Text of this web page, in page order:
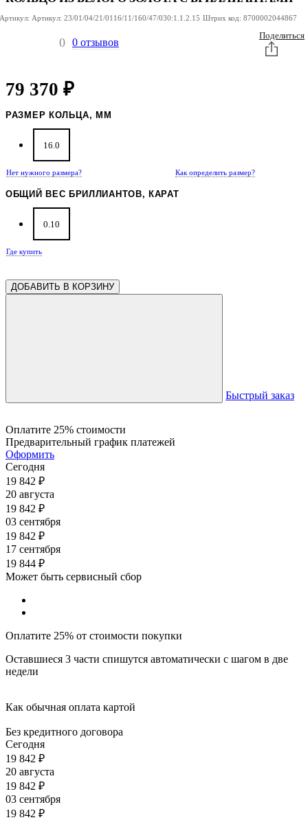
Артикул: Артикул: 23/01/04/21/0116/11/160/47/030:1.1.2.15 Штрих код: 8700002044867
0 0 отзывов
Поделиться
79 370 ₽
РАЗМЕР КОЛЬЦА, ММ
16.0
Нет нужного размера? Как определить размер?
ОБЩИЙ ВЕС БРИЛЛИАНТОВ, КАРАТ
0.10
Где купить
ДОБАВИТЬ В КОРЗИНУ
Быстрый заказ
Оплатите 25% стоимости
Предварительный график платежей
Оформить
Сегодня
19 842 ₽
20 августа
19 842 ₽
03 сентября
19 842 ₽
17 сентября
19 844 ₽
Может быть сервисный сбор
Оплатите 25% от стоимости покупки
Оставшиеся 3 части спишутся автоматически с шагом в две
недели
Как обычная оплата картой
Без кредитного договора
Сегодня
19 842 ₽
20 августа
19 842 ₽
03 сентября
19 842 ₽